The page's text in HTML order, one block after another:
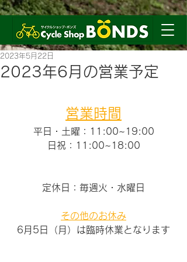
2023年6月の営業予定
2023年5月22日
営業時間
平日・土曜：11:00~19:00
日祝：11:00~18:00
定休日：毎週火・水曜日
その他のお休み
6月5日（月）は臨時休業となります